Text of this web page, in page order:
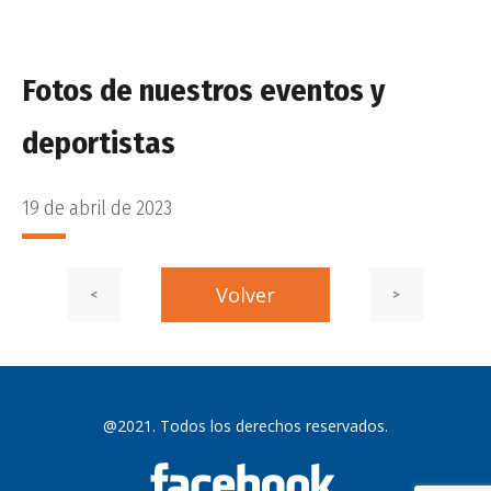
Fotos de nuestros eventos y
deportistas
PUBLICADO
EL
19 de abril de 2023
Navegación
Entrada
< Volver Navegación
Siguiente
>
@2021. Todos los derechos reservados.